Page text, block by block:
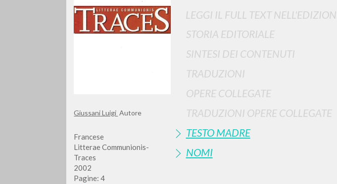
Giussani Luigi Autore
Francese
Litterae Communionis-
Traces
2002
Pagine: 4
LEGGI IL FULL TEXT
STORIA EDITORIALE
SINTESI DEI CONTENUTI
TRADUZIONI
OPERE COLLEGATE
TRADUZIONI OPERE COLLEGATE
TESTO MADRE
NOMI
LUIGI
GIUSSANI
scritti